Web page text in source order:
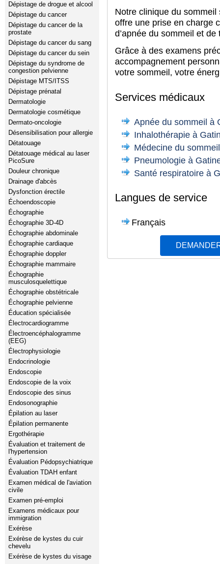
Dépistage de drogue et alcool
Dépistage du cancer
Dépistage du cancer de la
prostate
Dépistage du cancer du sang
Dépistage du cancer du sein
Dépistage du syndrome de
congestion pelvienne
Dépistage MTS/ITSS
Dépistage prénatal
Dermatologie
Dermatologie cosmétique
Dermato-oncologie
Désensibilisation pour allergie
Détatouage
Détatouage médical au laser
PicoSure
Douleur chronique
Drainage d'abcès
Dysfonction érectile
Échoendoscopie
Échographie
Échographie 3D-4D
Échographie abdominale
Échographie cardiaque
Échographie doppler
Échographie mammaire
Échographie
musculosquelettique
Échographie obstétricale
Échographie pelvienne
Éducation spécialisée
Électrocardiogramme
Électroencéphalogramme
(EEG)
Électrophysiologie
Endocrinologie
Endoscopie
Endoscopie de la voix
Endoscopie des sinus
Endosonographie
Épilation au laser
Épilation permanente
Ergothérapie
Évaluation et traitement de
l'hypertension
Évaluation Pédopsychiatrique
Évaluation TDAH enfant
Examen médical de l'aviation
civile
Examen pré-emploi
Examens médicaux pour
immigration
Exérèse
Exérèse de kystes du cuir
chevelu
Exérèse de kystes du visage
Notre clinique du
offre une prise en charge
d’apnée du sommeil et
Grâce à des examens
accompagnement
votre sommeil, votre
Services médicaux
Apnée du sommeil à
Inhalothérapie à
Médecine du
Pneumologie à
Santé respiratoire à
Langues de service
Français